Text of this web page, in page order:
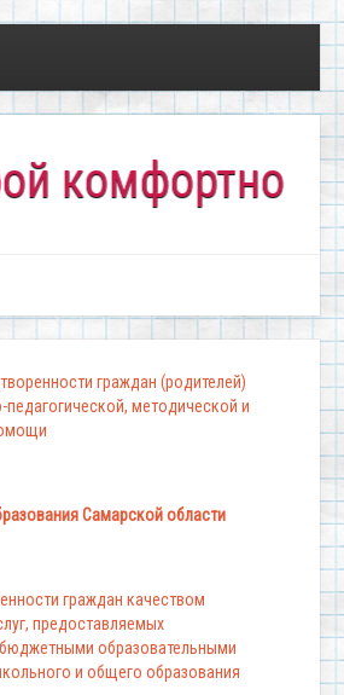
всем!"
граждан (родителей)
педагогической, методической и
Самарской области
граждан качеством
предоставляемых
образовательными
и общего образования